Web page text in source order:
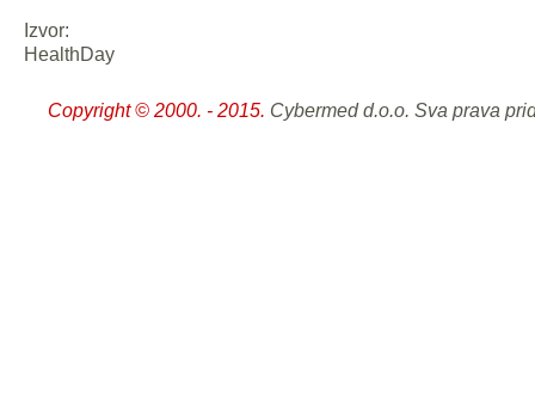
Izvor:
HealthDay
Copyright © 2000. - 2015. Cybermed d.o.o. Sva prava